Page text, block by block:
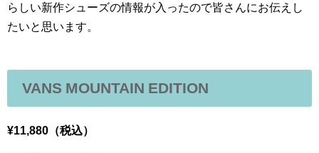
らしい新作シューズの情報が入ったので皆さんにお伝えし
たいと思います。
VANS MOUNTAIN EDITION
¥11,880（税込）